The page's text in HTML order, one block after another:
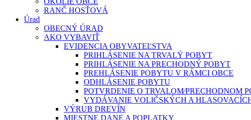
RANČ HOSŤOVÁ
Úrad
OBECNÝ ÚRAD
AKO VYBAVIŤ
EVIDENCIA OBYVATEĽSTVA
PRIHLÁSENIE NA TRVALÝ POBYT
PRIHLÁSENIE NA PRECHODNÝ POBYT
PREHLÁSENIE POBYTU V RÁMCI OBCE
ODHLÁSENIE POBYTU
POTVRDENIE O TRVALOM⁄PRECHODNOM
VYDÁVANIE VOLIČSKÝCH A
VÝRUB DREVÍN
MIESTNE DANE A POPLATKY